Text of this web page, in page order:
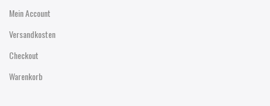
Mein Account
Versandkosten
Checkout
Warenkorb